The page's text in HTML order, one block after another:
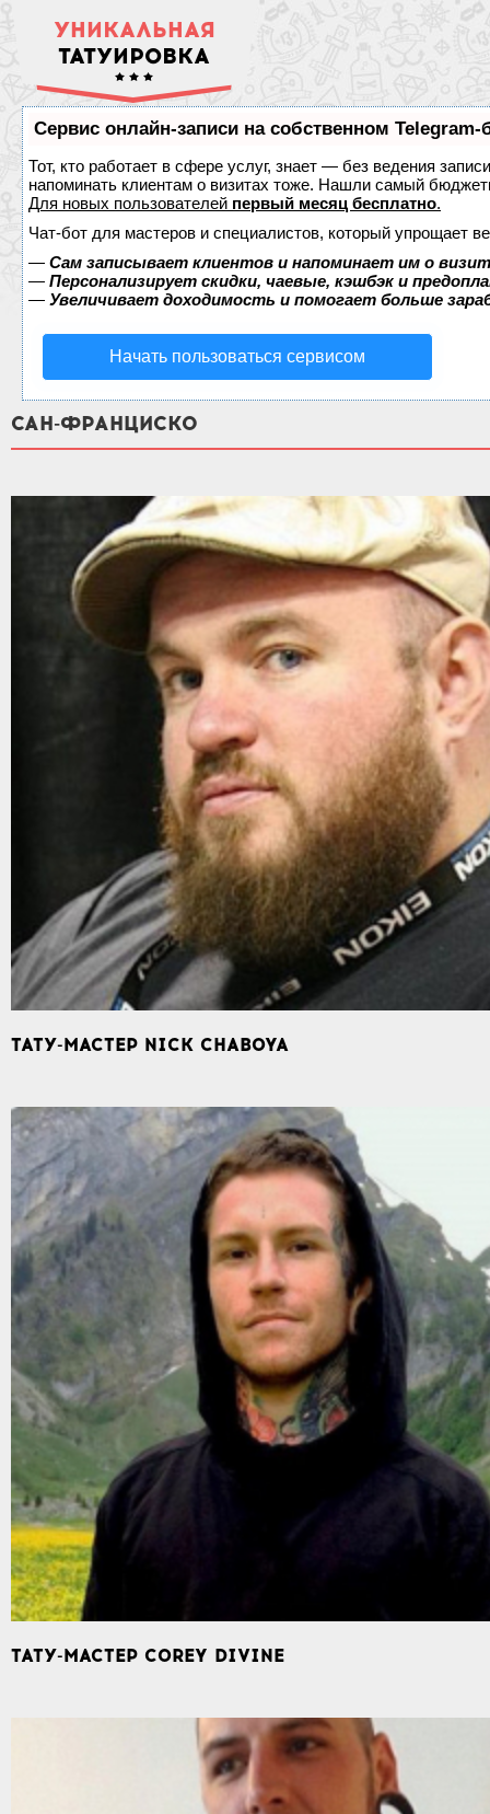
УНИКАЛЬНАЯ
ТАТУИРОВКА
Сервис онлайн-записи на собственном Telegram-
Тот, кто работает в сфере услуг, знает — без ведения
напоминать клиентам о визитах тоже. Нашли самый
Для новых пользователей первый месяц бесплатно.
Чат-бот для мастеров и специалистов, который упрощает
— Сам записывает клиентов и напоминает им о
— Персонализирует скидки, чаевые, кэшбэк и
— Увеличивает доходимость и помогает больше
Начать пользоваться сервисом
САН-ФРАНЦИСКО
ТАТУ-МАСТЕР NICK CHABOYA
ТАТУ-МАСТЕР COREY DIVINE